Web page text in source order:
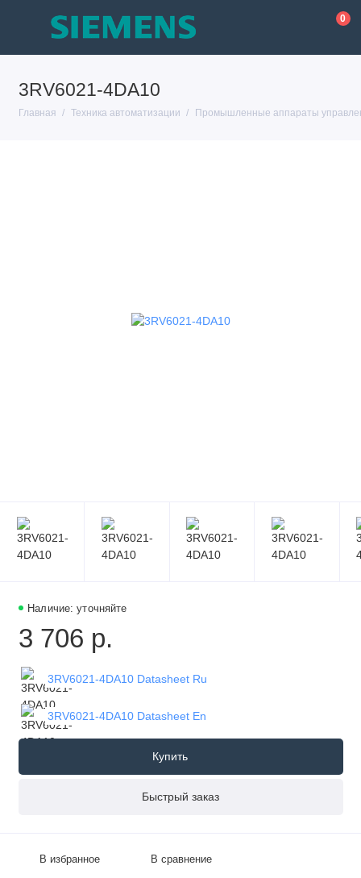
0
3RV6021-4DA10
Главная Техника автоматизации Промышленные аппараты
Наличие: уточняйте
3 706 р.
3RV6021-4DA10 Datasheet Ru
3RV6021-4DA10 Datasheet En
Купить
Быстрый заказ
В избранное В сравнение